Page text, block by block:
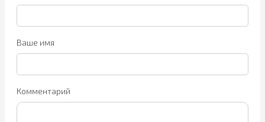
Ваше имя
Комментарий